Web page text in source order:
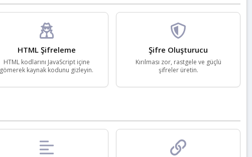
HTML Şifreleme
HTML kodlarını JavaScript içine
gömerek kaynak kodunu gizleyin.
Şifre Oluşturucu
Kırılması zor, rastgele ve güçlü
şifreler üretin.